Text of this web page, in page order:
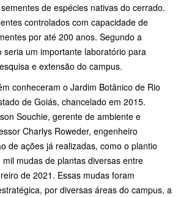
de espécies nativas do cerrado.
controlados com capacidade de
por até 200 anos. Segundo a
seria um importante laboratório para
e extensão do campus.
conheceram o Jardim Botânico de Rio
de Goiás, chancelado em 2015.
Souchie, gerente de ambiente e
Charlys Roweder, engenheiro
de ações já realizadas, como o plantio
mudas de plantas diversas entre
de 2021. Essas mudas foram
por diversas áreas do campus, a